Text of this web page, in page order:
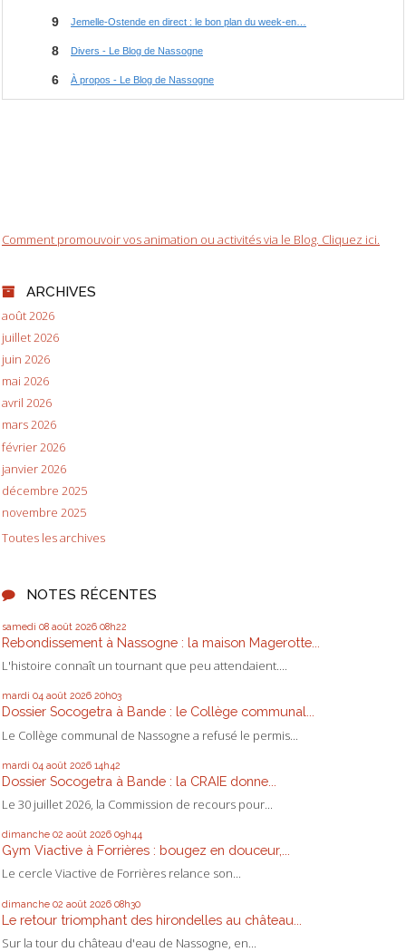
Comment promouvoir vos animation ou activités via le Blog. Cliquez ici.
ARCHIVES
août 2026
juillet 2026
juin 2026
mai 2026
avril 2026
mars 2026
février 2026
janvier 2026
décembre 2025
novembre 2025
Toutes les archives
NOTES RÉCENTES
samedi 08 août 2026 08h22
Rebondissement à Nassogne : la maison Magerotte...
L'histoire connaît un tournant que peu attendaient....
mardi 04 août 2026 20h03
Dossier Socogetra à Bande : le Collège communal...
Le Collège communal de Nassogne a refusé le permis...
mardi 04 août 2026 14h42
Dossier Socogetra à Bande : la CRAIE donne...
Le 30 juillet 2026, la Commission de recours pour...
dimanche 02 août 2026 09h44
Gym Viactive à Forrières : bougez en douceur,...
Le cercle Viactive de Forrières relance son...
dimanche 02 août 2026 08h30
Le retour triomphant des hirondelles au château...
Sur la tour du château d'eau de Nassogne, en...